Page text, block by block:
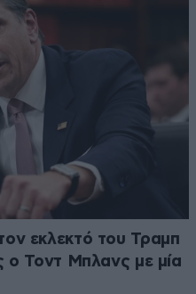
εκλεκτό του Τραμπ
ο Τοντ Μπλανς με μία